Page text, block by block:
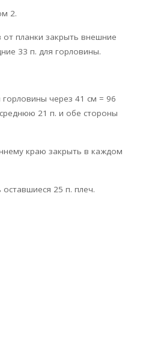
2.
планки закрыть внешние
33 п. для горловины.
горловины через 41 см = 96
21 п. и обе стороны
краю закрыть в каждом
25 п. плеч.